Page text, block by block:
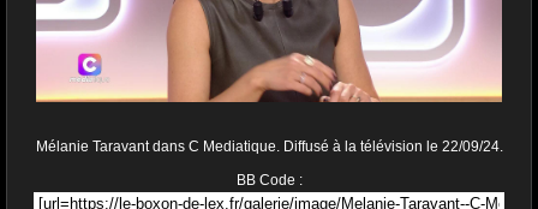
Mélanie Taravant dans C Mediatique. Diffusé à la télévision le 22/09/24.
BB Code :